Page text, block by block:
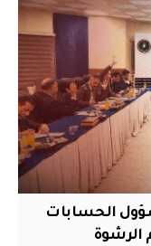
الحسابات
الرشوة